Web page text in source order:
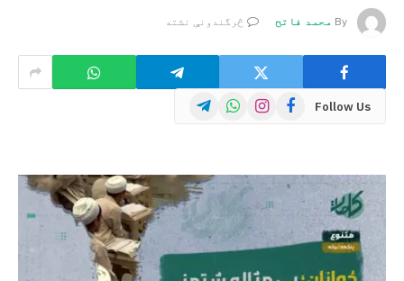
By محمد فاتح څرگندونې نشته
Follow Us
Facebook
Instagram
WhatsApp
Telegram